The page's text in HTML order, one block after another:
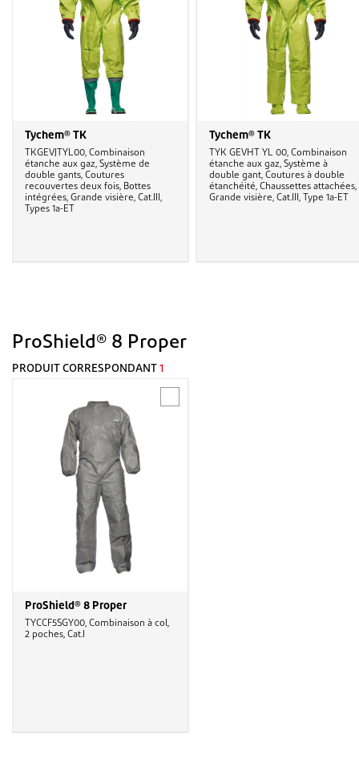
Tychem® TK
TKGEVJTYL00, Combinaison
étanche aux gaz, Système de
double gants, Coutures
recouvertes deux fois, Bottes
intégrées, Grande visière, Cat.III,
Types 1a-ET
Tychem® TK
TYK GEVHT YL 00, Combinaison
étanche aux gaz, Système à
double gant, Coutures à double
étanchéité, Chaussettes attachées,
Grande visière, Cat.III, Type 1a-ET
ProShield® 8 Proper
PRODUIT CORRESPONDANT 1
ProShield® 8 Proper
TYCCF5SGY00, Combinaison à col,
2 poches, Cat.I